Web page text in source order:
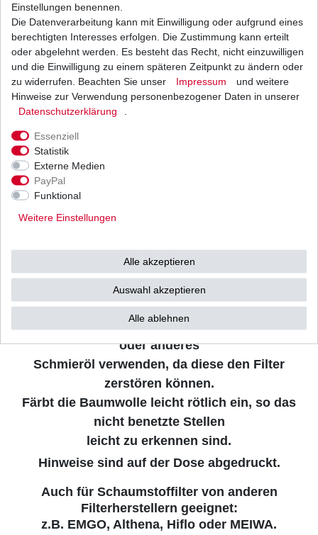
K&N Luftfilterreiniger ist das einzige Mittel,
dass jeden gebrauchten K&N Filter wieder
reinigen kann.
Die Verwendung von anderen
Reinigungsartikeln beschädigt
das Baumwollmaterial und zerstört damit den
Der K&N Reiniger ist biologisch abbaubar.
Farbe, Chrom, Aluminium, Plastik und Gummi
werden nicht angegriffen.
beachten.
K&N Filteröl ist speziell für die Premium
Luftfilter entwickelt worden.
NIEMALS den Filter mit Luftdruck ausblasen
oder anderes
Schmieröl verwenden, da diese den Filter
zerstören können.
Färbt die Baumwolle leicht rötlich ein, so das
nicht benetzte Stellen
leicht zu erkennen sind.
Hinweise sind auf der Dose abgedruckt.
Auch für Schaumstoffilter von anderen
Filterherstellern geeignet:
z.B. EMGO, Althena, Hiflo oder MEIWA.
Einstellungen benennen.
Die Datenverarbeitung kann mit Einwilligung oder aufgrund eines
berechtigten Interesses erfolgen. Die Zustimmung kann erteilt
oder abgelehnt werden. Es besteht das Recht, nicht einzuwilligen
und die Einwilligung zu einem späteren Zeitpunkt zu ändern oder
zu widerrufen. Beachten Sie unser
Impressum
und weitere
Hinweise zur Verwendung personenbezogener Daten in unserer
Daten­schutz­erklärung
Essenziell
Statistik
Externe Medien
PayPal
Funktional
Weitere Einstellungen
Alle akzeptieren
Auswahl akzeptieren
Alle ablehnen